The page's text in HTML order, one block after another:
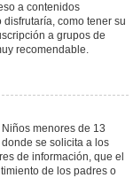
a contenidos
como tener su
a grupos de
recomendable.
menores de 13
se solicita a los
de información, que el
de los padres o